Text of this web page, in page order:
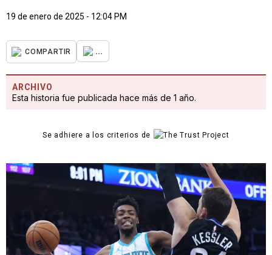
19 de enero de 2025 - 12:04 PM
COMPARTIR ...
ARCHIVO
Esta historia fue publicada hace más de 1 año.
Se adhiere a los criterios de